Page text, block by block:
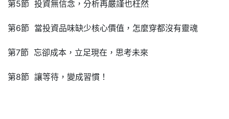
第5節 投資無信念，分析再嚴謹也枉然
第6節 當投資品味缺少核心價值，怎麼穿都沒有靈魂
第7節 忘卻成本，立足現在，思考未來
第8節 讓等待，變成習慣！